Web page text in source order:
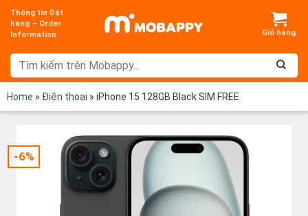
Chuyển
đến
dung
Thông tin Đặt
hàng – Order
Information
Home » Điện thoại » iPhone 15 128GB Black SIM FREE
-6%